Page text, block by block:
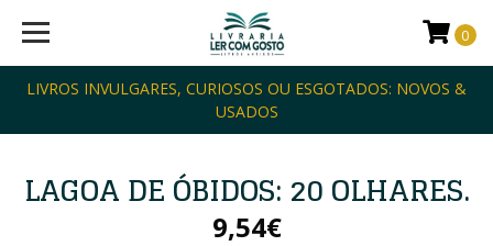
LIVROS INVULGARES, CURIOSOS OU ESGOTADOS: NOVOS &
USADOS
0
LAGOA DE ÓBIDOS: 20 OLHARES.
9,54€